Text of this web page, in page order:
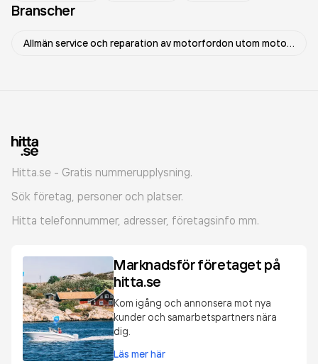
Branscher
Allmän service och reparation av motorfordon utom motorcyklar
Hitta.se - Gratis nummerupplysning.
Sök företag, personer och platser.
Hitta telefonnummer, adresser, företagsinfo mm.
Marknadsför företaget på
hitta.se
Kom igång och annonsera mot nya
kunder och samarbetspartners nära
dig.
Läs mer här